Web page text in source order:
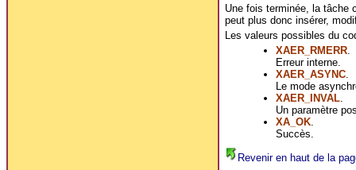
Une fois terminée, la tâche
peut plus donc insérer,
Les valeurs possibles du
XAER_RMERR.
Erreur interne.
XAER_ASYNC.
Le mode
XAER_INVAL.
Un paramètre
XA_OK.
Succès.
Revenir en haut de la